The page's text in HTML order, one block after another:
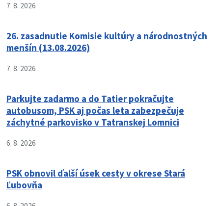
7. 8. 2026
26. zasadnutie Komisie kultúry a národnostných
menšín (13.08.2026)
7. 8. 2026
Parkujte zadarmo a do Tatier pokračujte
autobusom, PSK aj počas leta zabezpečuje
záchytné parkovisko v Tatranskej Lomnici
6. 8. 2026
PSK obnovil ďalší úsek cesty v okrese Stará
Ľubovňa